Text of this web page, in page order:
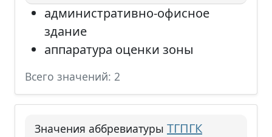
административно-офисное
здание
аппаратура оценки зоны
Всего значений: 2
Значения аббревиатуры ТГПГК